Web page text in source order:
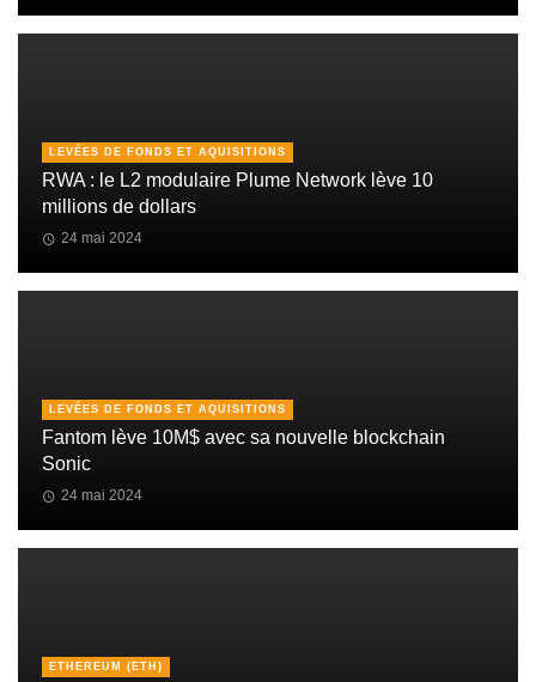
LEVÉES DE FONDS ET AQUISITIONS
RWA : le L2 modulaire Plume Network lève 10
millions de dollars
24 mai 2024
LEVÉES DE FONDS ET AQUISITIONS
Fantom lève 10M$ avec sa nouvelle blockchain
Sonic
24 mai 2024
ETHEREUM (ETH)